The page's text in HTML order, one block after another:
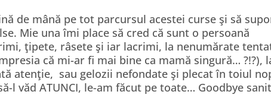
de mână pe tot parcursul acestei curse şi să
Mie una îmi place să cred că sunt o persoană
ţipete, râsete şi iar lacrimi, la nenumărate
că mi-ar fi mai bine ca mamă singură… ?!?),
atenţie, sau gelozii nefondate şi plecat în toiul
l văd ATUNCI, le-am făcut pe toate… Goodbye